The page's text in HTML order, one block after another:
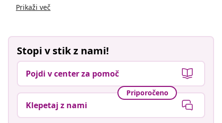
Prikaži več
Stopi v stik z nami!
Pojdi v center za pomoč
Priporočeno
Klepetaj z nami